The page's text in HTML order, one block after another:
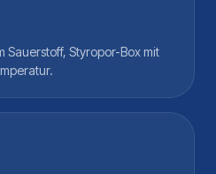
Sauerstoff, Styropor-Box mit